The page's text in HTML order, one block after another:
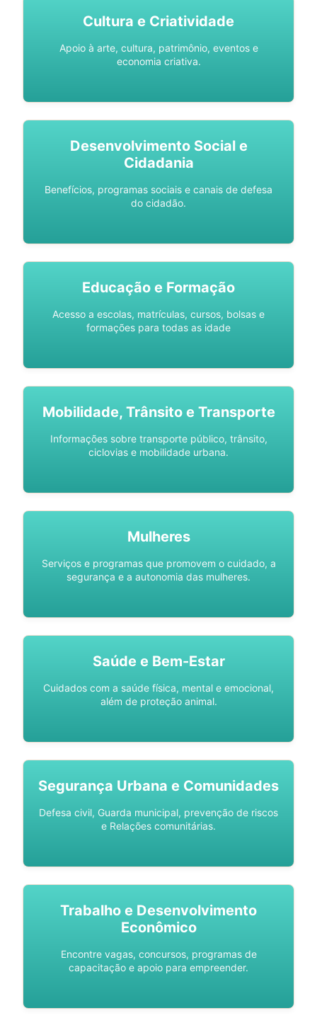
Cultura e Criatividade
Apoio à arte, cultura, patrimônio, eventos e
economia criativa.
Desenvolvimento Social e
Cidadania
Benefícios, programas sociais e canais de defesa
do cidadão.
Educação e Formação
Acesso a escolas, matrículas, cursos, bolsas e
formações para todas as idade
Mobilidade, Trânsito e Transporte
Informações sobre transporte público, trânsito,
ciclovias e mobilidade urbana.
Mulheres
Serviços e programas que promovem o cuidado, a
segurança e a autonomia das mulheres.
Saúde e Bem-Estar
Cuidados com a saúde física, mental e emocional,
além de proteção animal.
Segurança Urbana e Comunidades
Defesa civil, Guarda municipal, prevenção de riscos
e Relações comunitárias.
Trabalho e Desenvolvimento
Econômico
Encontre vagas, concursos, programas de
capacitação e apoio para empreender.